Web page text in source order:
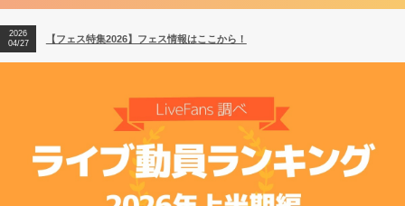
【ライブ動員ランキング】2026年上半期編発表！
2026
04/27
【フェス特集2026】フェス情報はここから！
2026